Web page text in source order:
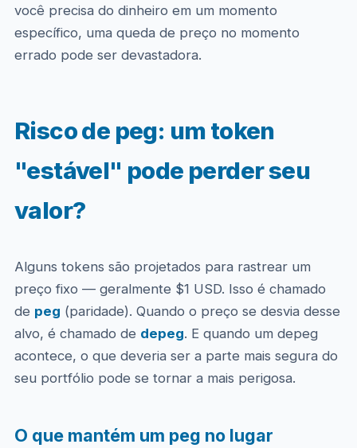
você precisa do dinheiro em um momento
específico, uma queda de preço no momento
errado pode ser devastadora.
Risco de peg: um token
"estável" pode perder seu
valor?
Alguns tokens são projetados para rastrear um
preço fixo — geralmente $1 USD. Isso é chamado
de peg (paridade). Quando o preço se desvia desse
alvo, é chamado de depeg. E quando um depeg
acontece, o que deveria ser a parte mais segura do
seu portfólio pode se tornar a mais perigosa.
O que mantém um peg no lugar